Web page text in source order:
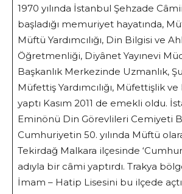
1970 yılında İstanbul Şehzade
başladığı memuriyet hayatında,
Müftü Yardımcılığı, Din Bilgisi ve
Öğretmenliği, Diyânet Yayınevi
Başkanlık Merkezinde Uzmanlık,
Müfettiş Yardımcılığı, Müfettişlik
yaptı Kasım 2011 de emekli oldu.
Eminönü Din Görevlileri Cemiyeti
Cumhuriyetin 50. yılında Müftü
Tekirdağ Malkara ilçesinde
adıyla bir câmi yaptırdı. Trakya
İmam – Hatip Lisesini bu ilçede